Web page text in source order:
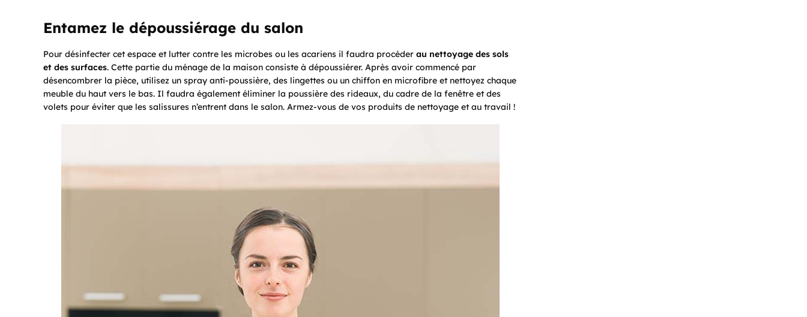
Entamez le dépoussiérage du salon
Pour désinfecter cet espace et lutter contre les microbes ou les acariens il faudra procéder au nettoyage des sols
et des surfaces. Cette partie du ménage de la maison consiste à dépoussiérer. Après avoir commencé par
désencombrer la pièce, utilisez un spray anti-poussière, des lingettes ou un chiffon en microfibre et nettoyez chaque
meuble du haut vers le bas. Il faudra également éliminer la poussière des rideaux, du cadre de la fenêtre et des
volets pour éviter que les salissures n’entrent dans le salon. Armez-vous de vos produits de nettoyage et au travail !